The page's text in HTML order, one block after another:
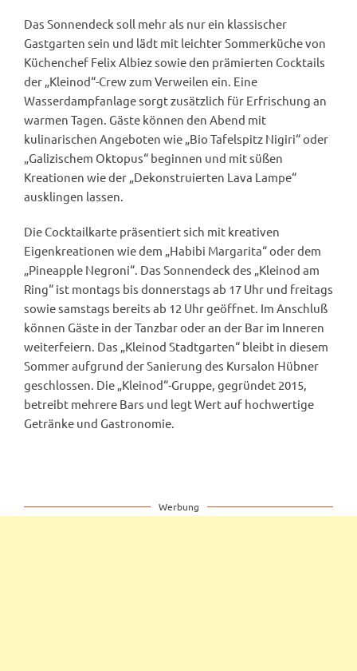
Das Sonnendeck soll mehr als nur ein klassischer
Gastgarten sein und lädt mit leichter Sommerküche von
Küchenchef Felix Albiez sowie den prämierten Cocktails
der „Kleinod“-Crew zum Verweilen ein. Eine
Wasserdampfanlage sorgt zusätzlich für Erfrischung an
warmen Tagen. Gäste können den Abend mit
kulinarischen Angeboten wie „Bio Tafelspitz Nigiri“ oder
„Galizischem Oktopus“ beginnen und mit süßen
Kreationen wie der „Dekonstruierten Lava Lampe“
ausklingen lassen.
Die Cocktailkarte präsentiert sich mit kreativen
Eigenkreationen wie dem „Habibi Margarita“ oder dem
„Pineapple Negroni“. Das Sonnendeck des „Kleinod am
Ring“ ist montags bis donnerstags ab 17 Uhr und freitags
sowie samstags bereits ab 12 Uhr geöffnet. Im Anschluß
können Gäste in der Tanzbar oder an der Bar im Inneren
weiterfeiern. Das „Kleinod Stadtgarten“ bleibt in diesem
Sommer aufgrund der Sanierung des Kursalon Hübner
geschlossen. Die „Kleinod“-Gruppe, gegründet 2015,
betreibt mehrere Bars und legt Wert auf hochwertige
Getränke und Gastronomie.
Werbung